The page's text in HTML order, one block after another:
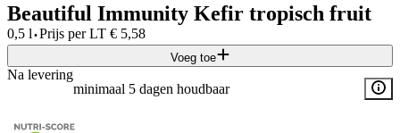
Beautiful Immunity Kefir tropisch fruit
0,5 l·Prijs per LT € 5,58
Voeg toe
Na levering
minimaal 5 dagen houdbaar